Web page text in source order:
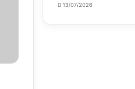
13/07/2026